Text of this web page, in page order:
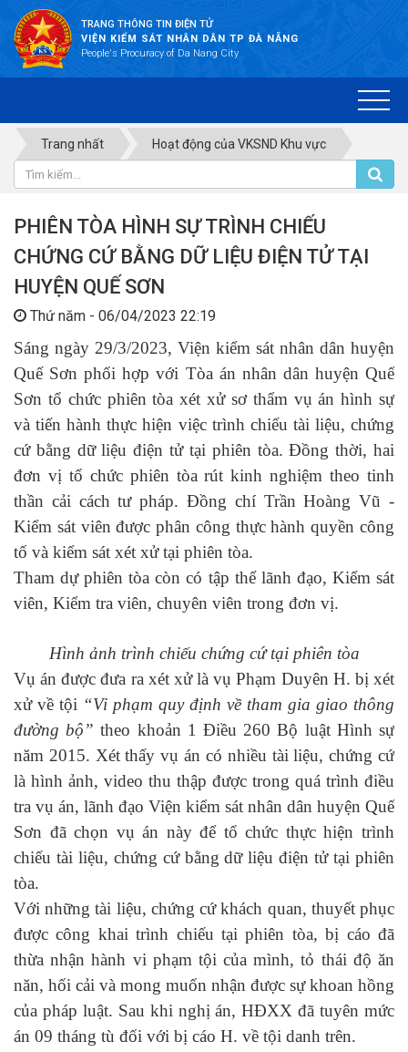
TRANG THÔNG TIN ĐIỆN TỬ
VIỆN KIỂM SÁT NHÂN DÂN TP ĐÀ NẴNG
People's Procuracy of Da Nang City
Trang nhất Hoạt động của VKSND Khu vực
PHIÊN TÒA HÌNH SỰ TRÌNH CHIẾU
CHỨNG CỨ BẰNG DỮ LIỆU ĐIỆN TỬ TẠI
HUYỆN QUẾ SƠN
Thứ năm - 06/04/2023 22:19
Sáng ngày 29/3/2023, Viện kiểm sát nhân dân huyện
Quế Sơn phối hợp với Tòa án nhân dân huyện Quế
Sơn tổ chức phiên tòa xét xử sơ thẩm vụ án hình sự
và tiến hành thực hiện việc trình chiếu tài liệu, chứng
cứ bằng dữ liệu điện tử tại phiên tòa. Đồng thời, hai
đơn vị tổ chức phiên tòa rút kinh nghiệm theo tinh
thần cải cách tư pháp. Đồng chí Trần Hoàng Vũ -
Kiểm sát viên được phân công thực hành quyền công
tố và kiểm sát xét xử tại phiên tòa.
Tham dự phiên tòa còn có tập thể lãnh đạo, Kiểm sát
viên, Kiểm tra viên, chuyên viên trong đơn vị.
Hình ảnh trình chiếu chứng cứ tại phiên tòa
Vụ án được đưa ra xét xử là vụ Phạm Duyên H. bị xét
xử về tội “Vi phạm quy định về tham gia giao thông
đường bộ”theo khoản 1 Điều 260 Bộ luật Hình sự
năm 2015. Xét thấy vụ án có nhiều tài liệu, chứng cứ
là hình ảnh, video thu thập được trong quá trình điều
tra vụ án, lãnh đạo Viện kiểm sát nhân dân huyện Quế
Sơn đã chọn vụ án này để tổ chức thực hiện trình
chiếu tài liệu, chứng cứ bằng dữ liệu điện tử tại phiên
tòa.
Với những tài liệu, chứng cứ khách quan, thuyết phục
được công khai trình chiếu tại phiên tòa, bị cáo đã
thừa nhận hành vi phạm tội của mình, tỏ thái độ ăn
năn, hối cải và mong muốn nhận được sự khoan hồng
của pháp luật. Sau khi nghị án, HĐXX đã tuyên mức
án 09 tháng tù đối với bị cáo H. về tội danh trên.